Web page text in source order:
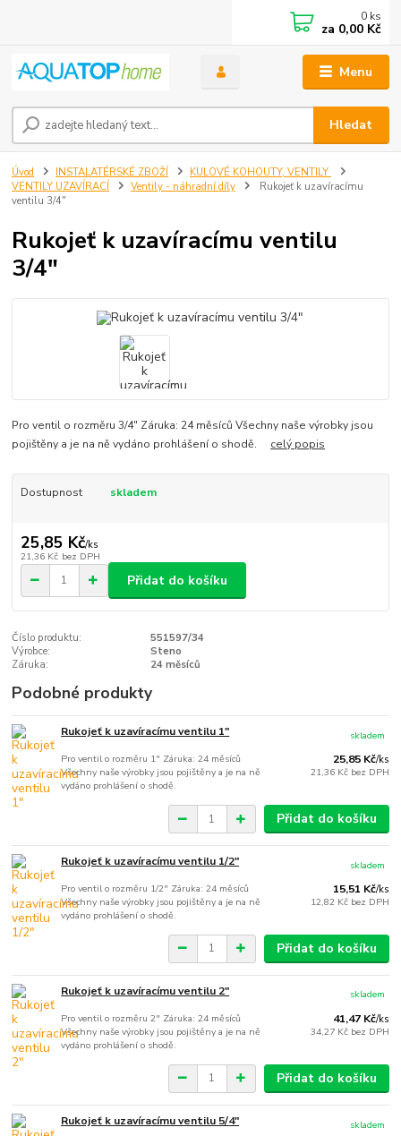
Menu
Hledat
0 ks
za 0,00 Kč
Úvod INSTALATÉRSKÉ ZBOŽÍ
KULOVÉ KOHOUTY, VENTILY
VENTILY UZAVÍRACÍ
Ventily - náhradní díly
Rukojeť k uzavíracímu
ventilu 3/4"
Rukojeť k uzavíracímu ventilu
3/4"
Pro ventil o rozměru 3/4" Záruka: 24 měsíců Všechny naše výrobky jsou
pojištěny a je na ně vydáno prohlášení o shodě. celý popis
Dostupnost skladem
25,85 Kč/ks
21,36 Kč bez DPH
Přidat do košíku
Číslo produktu:
551597/34
Výrobce:
Steno
Záruka:
24 měsíců
Podobné produkty
Rukojeť k uzavíracímu ventilu 1"
Pro ventil o rozměru 1" Záruka: 24 měsíců
Všechny naše výrobky jsou pojištěny a je na ně
vydáno prohlášení o shodě.
25,85 Kč/ks
21,36 Kč bez DPH
skladem
Přidat do košíku
Rukojeť k uzavíracímu ventilu 1/2"
Pro ventil o rozměru 1/2" Záruka: 24 měsíců
Všechny naše výrobky jsou pojištěny a je na ně
vydáno prohlášení o shodě.
15,51 Kč/ks
12,82 Kč bez DPH
skladem
Přidat do košíku
Rukojeť k uzavíracímu ventilu 2"
Pro ventil o rozměru 2" Záruka: 24 měsíců
Všechny naše výrobky jsou pojištěny a je na ně
vydáno prohlášení o shodě.
41,47 Kč/ks
34,27 Kč bez DPH
skladem
Přidat do košíku
Rukojeť k uzavíracímu ventilu 5/4" skladem